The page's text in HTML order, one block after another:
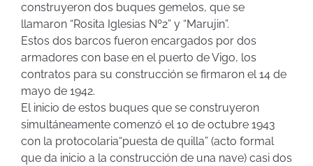
construyeron dos buques gemelos, que se
llamaron “Rosita Iglesias Nº2” y “Marujin”.
Estos dos barcos fueron encargados por dos
armadores con base en el puerto de Vigo, los
contratos para su construcción se firmaron el 14 de
mayo de 1942.
El inicio de estos buques que se construyeron
simultáneamente comenzó el 10 de octubre 1943
con la protocolaria“puesta de quilla” (acto formal
que da inicio a la construcción de una nave) casi dos